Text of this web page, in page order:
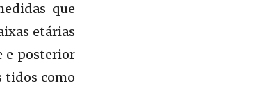
que
etárias
e posterior
tidos como